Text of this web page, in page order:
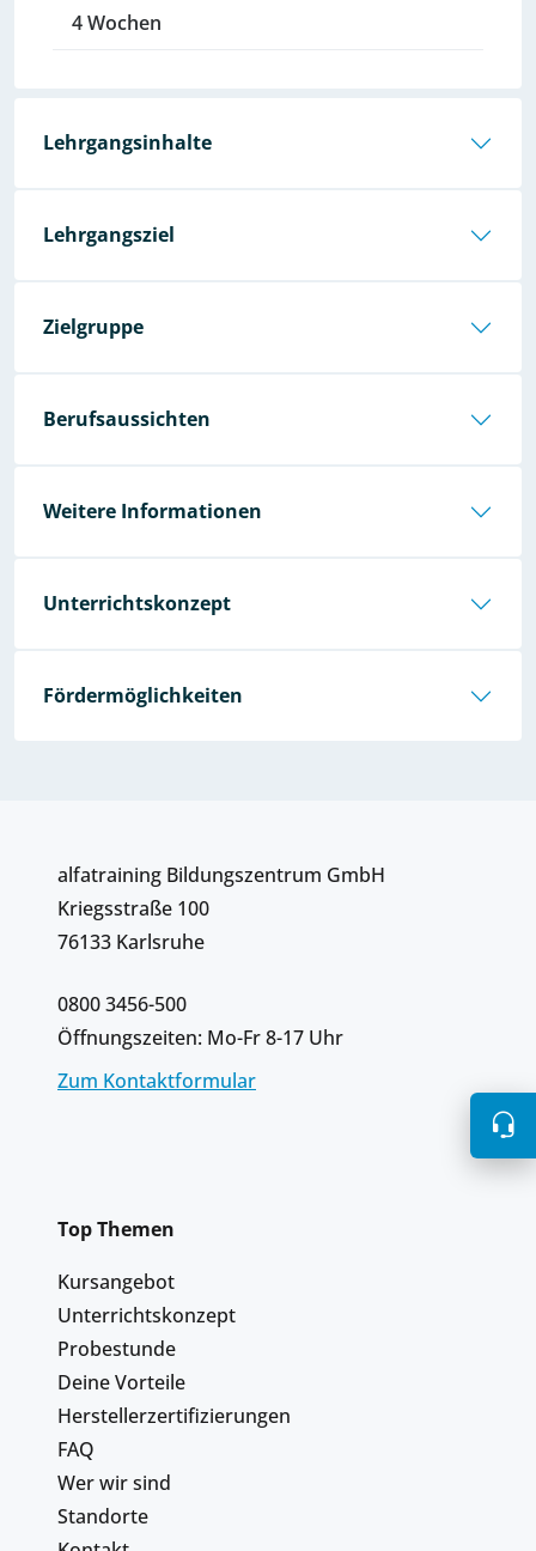
4 Wochen
Lehrgangsinhalte
Lehrgangsziel
Zielgruppe
Berufsaussichten
Weitere Informationen
Unterrichtskonzept
Fördermöglichkeiten
alfatraining Bildungszentrum GmbH
Kriegsstraße 100
76133 Karlsruhe
0800 3456-500
Öffnungszeiten: Mo-Fr 8-17 Uhr
Zum Kontaktformular
Top Themen
Kursangebot
Unterrichtskonzept
Probestunde
Deine Vorteile
Herstellerzertifizierungen
FAQ
Wer wir sind
Standorte